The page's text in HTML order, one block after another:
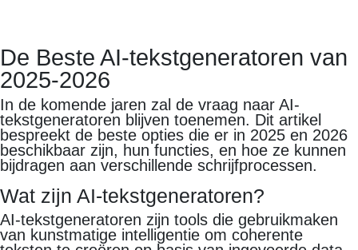
De Beste AI-tekstgeneratoren van
2025-2026
In de komende jaren zal de vraag naar AI-
tekstgeneratoren blijven toenemen. Dit artikel
bespreekt de beste opties die er in 2025 en 2026
beschikbaar zijn, hun functies, en hoe ze kunnen
bijdragen aan verschillende schrijfprocessen.
Wat zijn AI-tekstgeneratoren?
AI-tekstgeneratoren zijn tools die gebruikmaken
van kunstmatige intelligentie om coherente